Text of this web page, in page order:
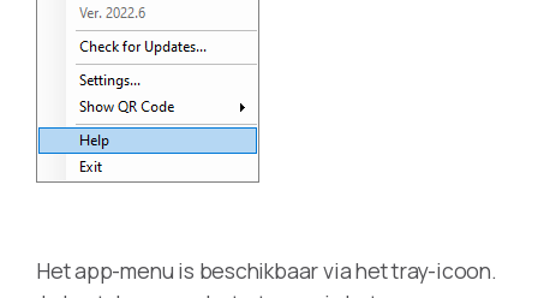
Het app-menu is beschikbaar via het tray-icoon.